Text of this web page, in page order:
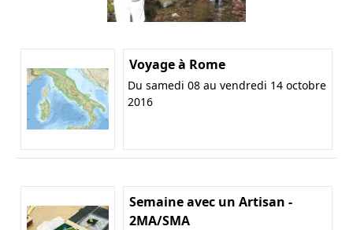
Voyage à Rome
Du samedi 08 au vendredi 14 octobre
2016
Semaine avec un Artisan -
2MA/SMA